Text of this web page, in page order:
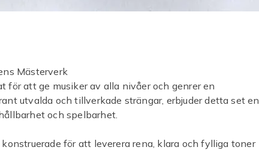
Mästerverk
för att ge musiker av alla nivåer och genrer en
utvalda och tillverkade strängar, erbjuder detta set en
och spelbarhet.
för att leverera rena, klara och fylliga toner